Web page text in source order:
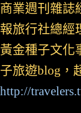
商業週刊雜誌
報旅行社總經
黃金種子文化
子旅遊blog，
http://